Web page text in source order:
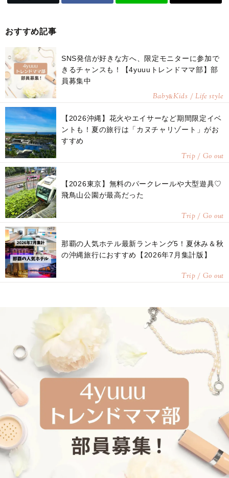
おすすめ記事
SNS発信が好きな方へ、限定モニターに参加で
きるチャンスも！【4yuuuトレンドママ部】部
員募集中
Baby&Kids / Life style
【2026沖縄】花火やエイサーなど期間限定イベ
ントも！夏の旅行は「カヌチャリゾート」がお
すすめ
Trip / Go out
【2026東京】無料のパークレールや大型遊具♡
飛鳥山公園が最高だった
Trip / Go out
那覇の人気ホテル最新ランキング5！夏休み＆秋
の沖縄旅行におすすめ【2026年7月集計版】
Trip / Go out